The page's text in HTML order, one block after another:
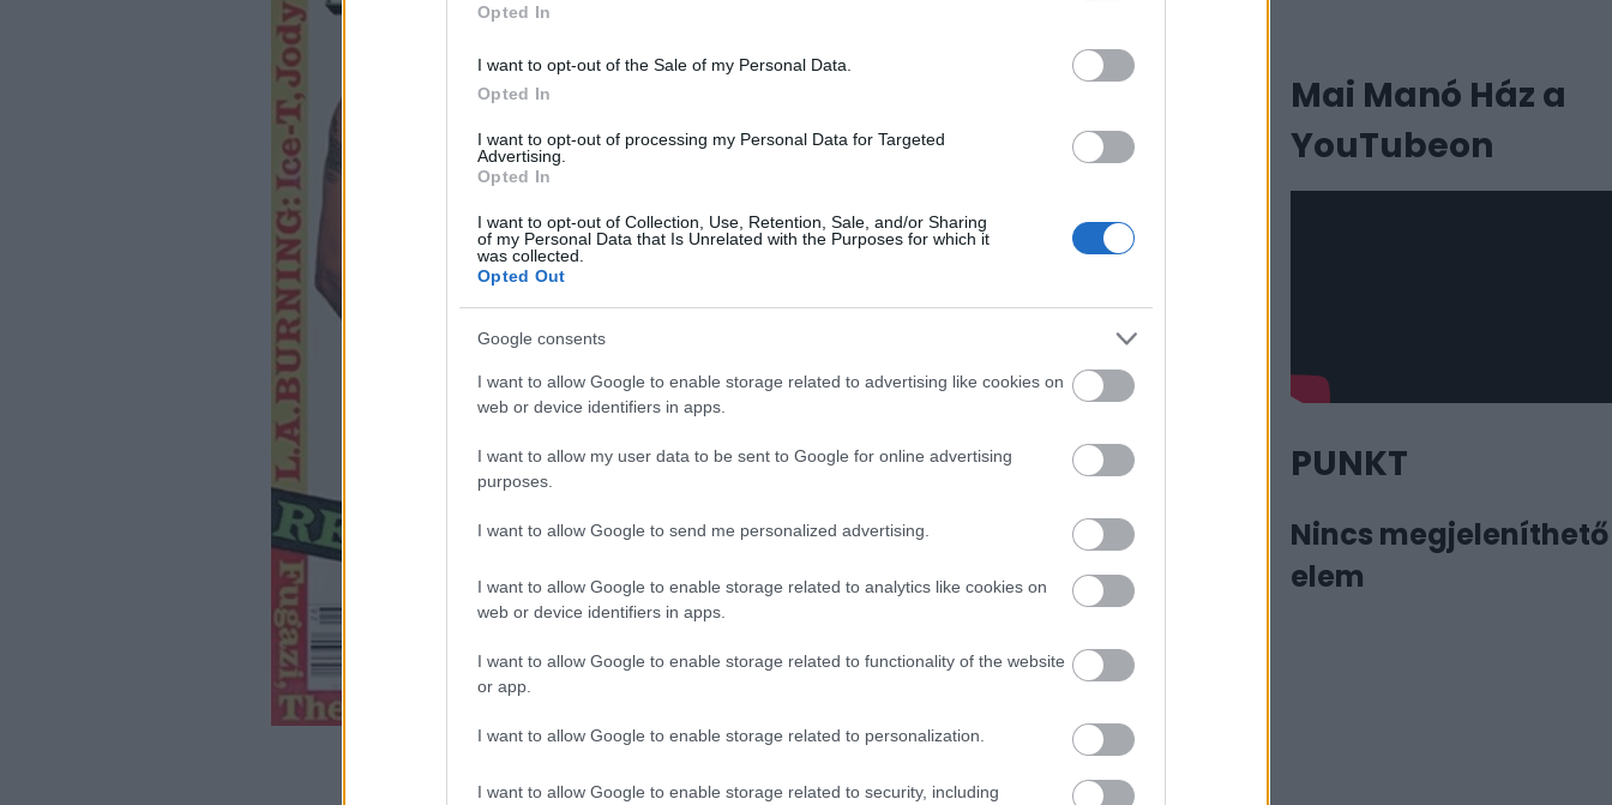
Opted In
I want to opt-out of the Sale of my Personal Data.
Opted In
I want to opt-out of processing my Personal Data for Targeted
Advertising.
Opted In
I want to opt-out of Collection, Use, Retention, Sale, and/or Sharing
of my Personal Data that Is Unrelated with the Purposes for which it
was collected.
Opted Out
Google consents
I want to allow Google to enable storage related to advertising like cookies on
web or device identifiers in apps.
I want to allow my user data to be sent to Google for online advertising
purposes.
I want to allow Google to send me personalized advertising.
I want to allow Google to enable storage related to analytics like cookies on
web or device identifiers in apps.
I want to allow Google to enable storage related to functionality of the website
or app.
I want to allow Google to enable storage related to personalization.
I want to allow Google to enable storage related to security, including
Fotó: Rolling Stone magazin, címlap, 1992. június 25.
Mai Manó Ház a
YouTubeon
PUNKT
Nincs megjeleníthető
elem